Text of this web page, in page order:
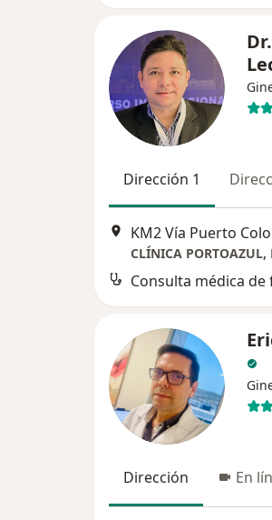
Dirección 1
CLÍNICA
Consulta médica
Dirección En